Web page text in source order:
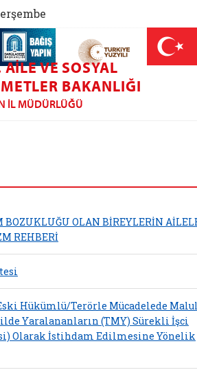
(yeni sekmede açılır)
Nüfus On Yılı (yeni sekmede açılır)
Darülaceze bağış sayfası (yeni
AILE VE SOSYAL
BAKANLIĞI
İL MÜDÜRLÜĞÜ
BOZUKLUĞU OLAN BİREYLERİN
REHBERİ
Hükümlü/Terörle Mücadelede
Yaralananların (TMY) Sürekli İşci
Olarak İstihdam Edilmesine Yönelik